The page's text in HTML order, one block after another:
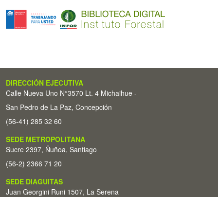
DIRECCIÓN EJECUTIVA
Calle Nueva Uno N°3570 Lt. 4 Michaihue -
San Pedro de La Paz, Concepción
(56-41) 285 32 60
SEDE METROPOLITANA
Sucre 2397, Ñuñoa, Santiago
(56-2) 2366 71 20
SEDE DIAGUITAS
Juan Georgini Runi 1507, La Serena